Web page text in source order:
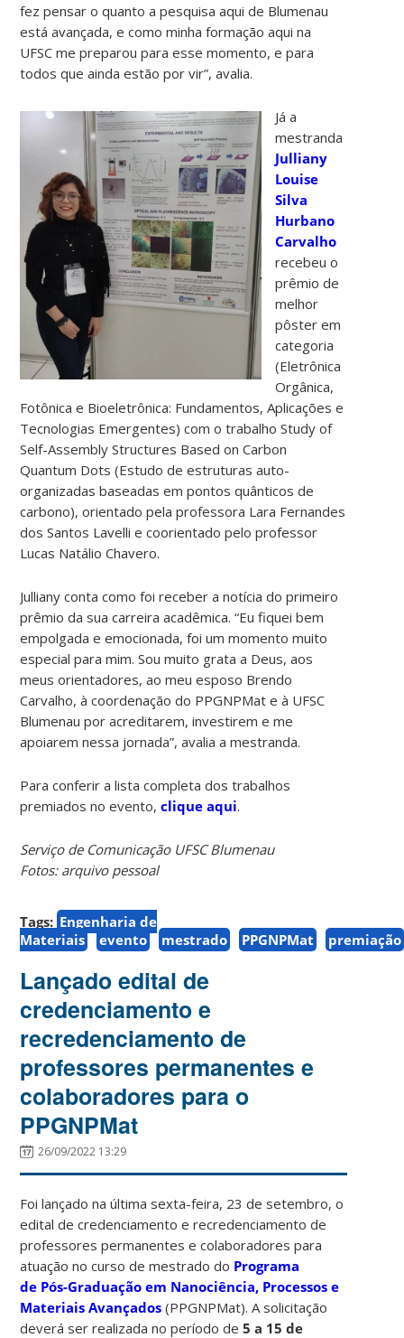
fez pensar o quanto a pesquisa aqui de Blumenau
está avançada, e como minha formação aqui na
UFSC me preparou para esse momento, e para
todos que ainda estão por vir”, avalia.
Já a
mestranda
Julliany
Louise
Silva
Hurbano
Carvalho
recebeu o
prêmio de
melhor
pôster em
categoria
(Eletrônica
Orgânica,
Fotônica e Bioeletrônica: Fundamentos, Aplicações e
Tecnologias Emergentes) com o trabalho Study of
Self-Assembly Structures Based on Carbon
Quantum Dots (Estudo de estruturas auto-
organizadas baseadas em pontos quânticos de
carbono), orientado pela professora Lara Fernandes
dos Santos Lavelli e coorientado pelo professor
Lucas Natálio Chavero.
Julliany conta como foi receber a notícia do primeiro
prêmio da sua carreira acadêmica. “Eu fiquei bem
empolgada e emocionada, foi um momento muito
especial para mim. Sou muito grata a Deus, aos
meus orientadores, ao meu esposo Brendo
Carvalho, à coordenação do PPGNPMat e à UFSC
Blumenau por acreditarem, investirem e me
apoiarem nessa jornada”, avalia a mestranda.
Para conferir a lista completa dos trabalhos
premiados no evento,clique aqui.
Serviço de Comunicação UFSC Blumenau
Fotos: arquivo pessoal
Tags: Engenharia de
Materiais
evento mestrado PPGNPMat premiação
Lançado edital de
credenciamento e
recredenciamento de
professores permanentes e
colaboradores para o
PPGNPMat
26/09/2022 13:29
Foi lançado na última sexta-feira, 23 de setembro, o
edital de credenciamento e recredenciamento de
professores permanentes e colaboradores para
atuação no curso de mestrado do Programa
de Pós-Graduação em Nanociência, Processos e
Materiais Avançados (PPGNPMat). A solicitação
deverá ser realizada no período de5 a 15 de